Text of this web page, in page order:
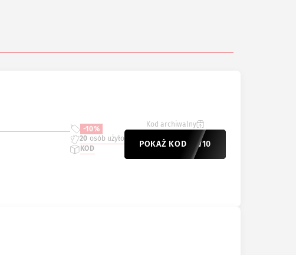
-10%
20 osób użyło
KOD
Kod archiwalny
POKAŻ KODNEW10